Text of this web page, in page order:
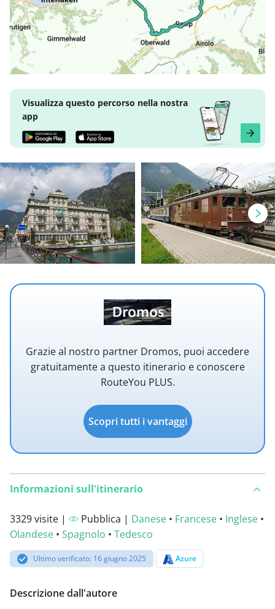
Visualizza questo percorso nella nostra
app
Grazie al nostro partner Dromos, puoi accedere
gratuitamente a questo itinerario e conoscere
RouteYou PLUS.
Scopri tutti i vantaggi
Informazioni sull'itinerario
3329 visite | Pubblica | Danese • Francese • Inglese •
Olandese • Spagnolo • Tedesco
Ultimo verificato: 16 giugno 2025 Azure
Descrizione dall'autore